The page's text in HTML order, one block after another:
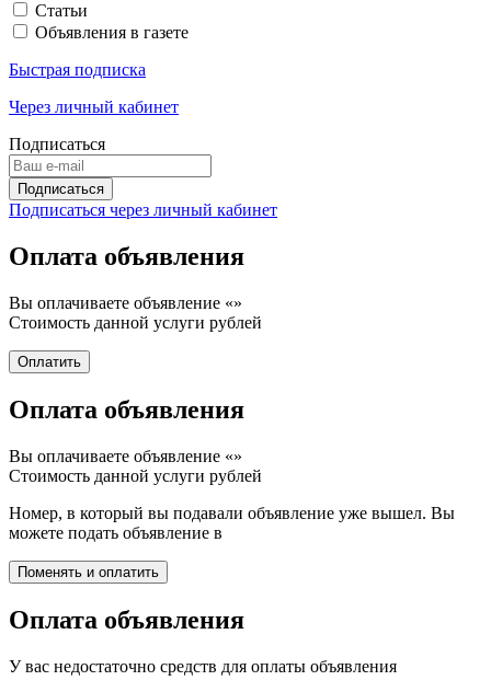
Статьи
Объявления в газете
Быстрая подписка
Через личный кабинет
Подписаться
Подписаться через личный кабинет
Оплата объявления
Вы оплачиваете объявление «»
Стоимость данной услуги рублей
Оплата объявления
Вы оплачиваете объявление «»
Стоимость данной услуги рублей
Номер, в который вы подавали объявление уже вышел. Вы
можете подать объявление в
Оплата объявления
У вас недостаточно средств для оплаты объявления